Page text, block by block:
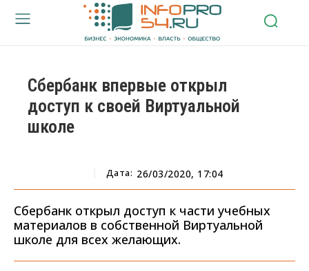
Сбербанк впервые открыл
доступ к своей Виртуальной
школе
Дата: 26/03/2020, 17:04
Сбербанк открыл доступ к части учебных
материалов в собственной Виртуальной
школе для всех желающих.